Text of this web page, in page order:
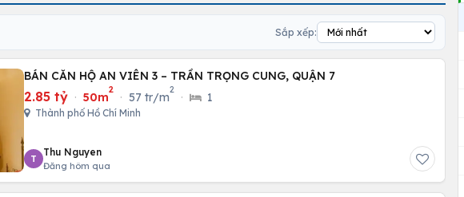
Sắp xếp:
BÁN CĂN HỘ AN VIÊN 3 – TRẦN TRỌNG CUNG, QUẬN 7
2.85 tỷ · 50m
2
· 57 tr/m
2
· 1
Thành phố Hồ Chí Minh
T
Thu Nguyen
Đăng hôm qua